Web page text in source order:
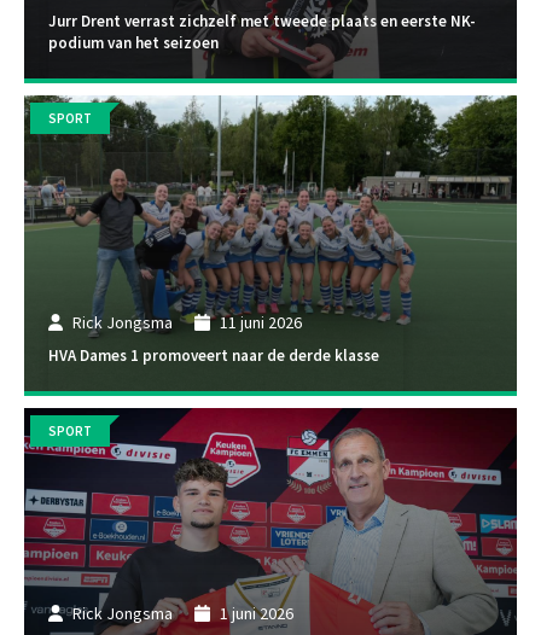
Jurr Drent verrast zichzelf met tweede plaats en eerste NK-
podium van het seizoen
Rick Jongsma 11 juni 2026
HVA Dames 1 promoveert naar de derde klasse
SPORT
Rick Jongsma 1 juni 2026
SPORT